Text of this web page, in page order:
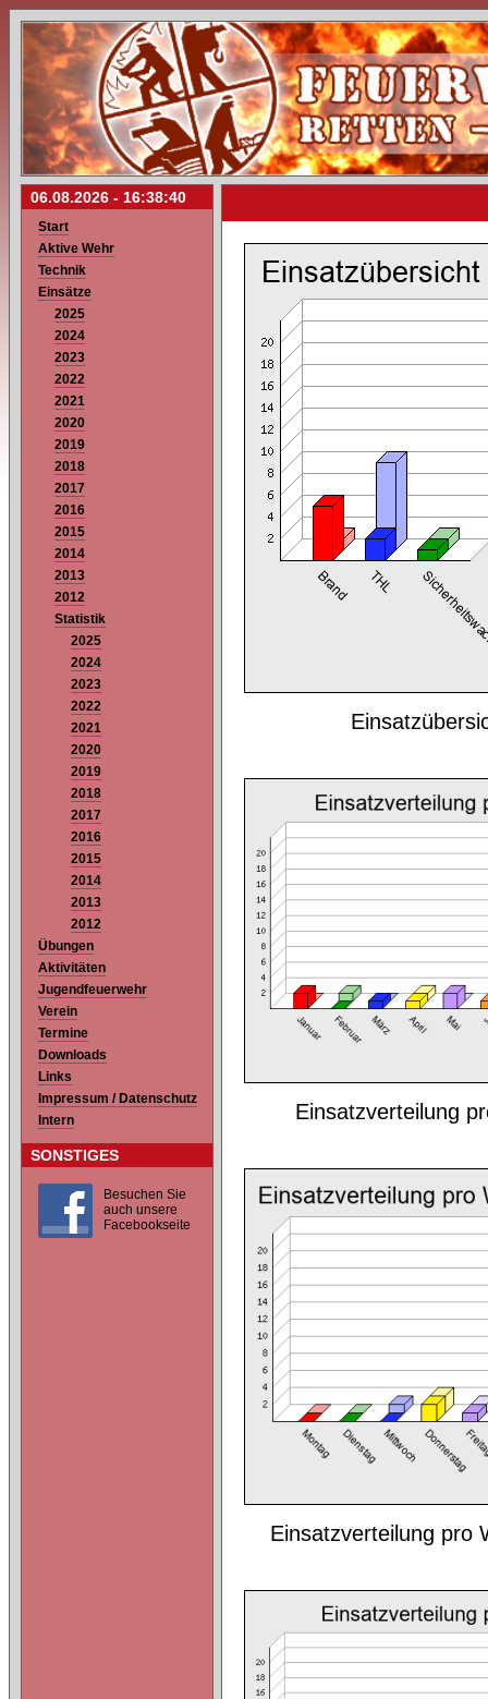
06.08.2026 - 16:38:40
Start
Aktive Wehr
Technik
Einsätze
2025
2024
2023
2022
2021
2020
2019
2018
2017
2016
2015
2014
2013
2012
Statistik
2025
2024
2023
2022
2021
2020
2019
2018
2017
2016
2015
2014
2013
2012
Übungen
Aktivitäten
Jugendfeuerwehr
Verein
Termine
Downloads
Links
Impressum / Datenschutz
Intern
SONSTIGES
Besuchen Sie
auch unsere
Facebookseite
Einsatzverteilung
Einsatzverteilung pro